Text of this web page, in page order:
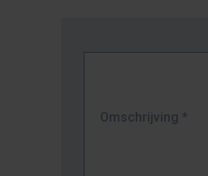
Omschrijving *